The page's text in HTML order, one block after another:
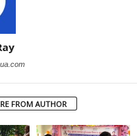
FROM AUTHOR